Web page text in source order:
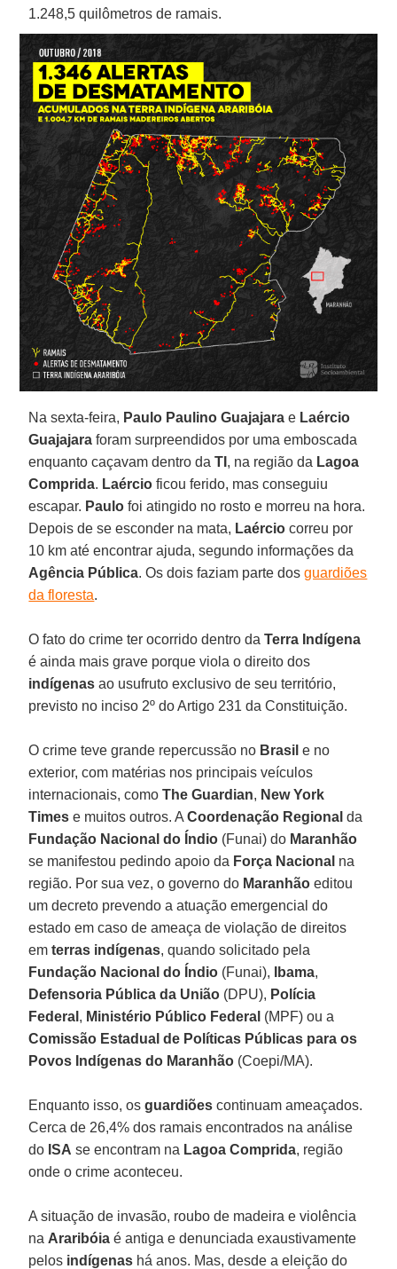
1.248,5 quilômetros de ramais.
Na sexta-feira, Paulo Paulino Guajajara e Laércio
Guajajara foram surpreendidos por uma emboscada
enquanto caçavam dentro daTI , na região da Lagoa
Comprida. Laércio ficou ferido, mas conseguiu
escapar. Paulo foi atingido no rosto e morreu na hora.
Depois de se esconder na mata, Laércio correu por
10 km até encontrar ajuda, segundo informações da
Agência Pública. Os dois faziam parte dosguardiões
da floresta.
O fato do crime ter ocorrido dentro daTerra Indígena
é ainda mais grave porque viola o direito dos
indígenas ao usufruto exclusivo de seu território,
previsto no inciso 2º do Artigo 231 da Constituição.
O crime teve grande repercussão no Brasil e no
exterior, com matérias nos principais veículos
internacionais, comoThe Guardian, New York
Times e muitos outros. ACoordenação Regionalda
Fundação Nacional do Índio (Funai) do Maranhão
se manifestou pedindo apoio da Força Nacional na
região. Por sua vez, o governo do Maranhão editou
um decreto prevendo a atuação emergencial do
estado em caso de ameaça de violação de direitos
emterras indígenas, quando solicitado pela
Fundação Nacional do Índio (Funai), Ibama,
Defensoria Pública da União (DPU), Polícia
Federal , Ministério Público Federal (MPF) ou a
Comissão Estadual de Políticas Públicas para os
Povos Indígenas do Maranhão (Coepi/MA).
Enquanto isso, osguardiões continuam ameaçados.
Cerca de 26,4% dos ramais encontrados na análise
do ISA se encontram na Lagoa Comprida, região
onde o crime aconteceu.
A situação de invasão, roubo de madeira e violência
na Araribóia é antiga e denunciada exaustivamente
pelos indígenas há anos. Mas, desde a eleição do